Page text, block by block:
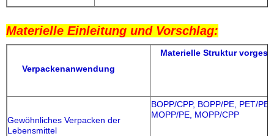
Materielle Einleitung und Vorschlag:
Verpackenanwendung
Materielle Struktur
Gewöhnliches Verpacken der
Lebensmittel
BOPP/CPP, BOPP/PE, PET/PE,
MOPP/PE, MOPP/CPP